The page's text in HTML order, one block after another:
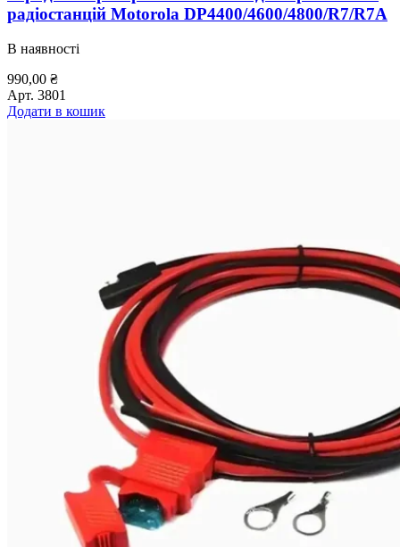
радіостанцій Motorola DP4400/4600/4800/R7/R7A
В наявності
990,00 ₴
Арт. 3801
Додати в кошик